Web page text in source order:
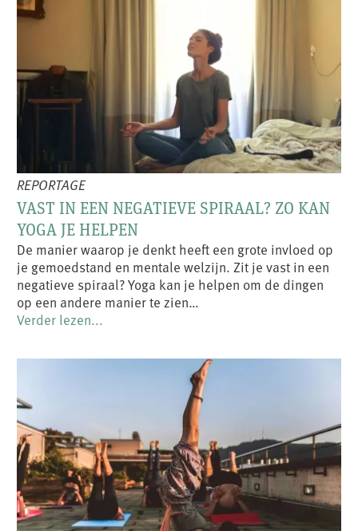
REPORTAGE
VAST IN EEN NEGATIEVE SPIRAAL? ZO KAN
YOGA JE HELPEN
De manier waarop je denkt heeft een grote invloed op
je gemoedstand en mentale welzijn. Zit je vast in een
negatieve spiraal? Yoga kan je helpen om de dingen
op een andere manier te zien…
Verder lezen...